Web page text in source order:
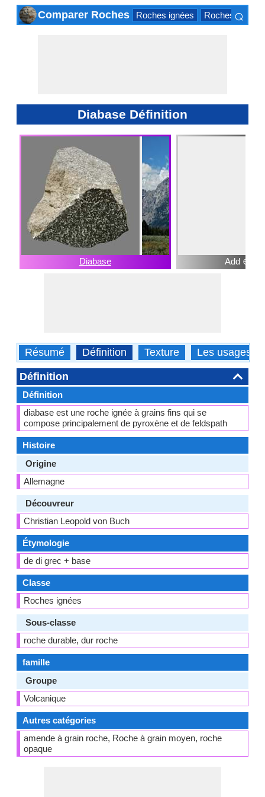
Comparer Roches Roches ignées Roches⌕
Diabase Définition
Diabase Add ⊕
Résumé Définition Texture Les usages
Définition
Définition
diabase est une roche ignée à grains fins qui se
compose principalement de pyroxène et de feldspath
Histoire
Origine
Allemagne
Découvreur
Christian Leopold von Buch
Étymologie
de di grec + base
Classe
Roches ignées
Sous-classe
roche durable, dur roche
famille
Groupe
Volcanique
Autres catégories
amende à grain roche, Roche à grain moyen, roche
opaque